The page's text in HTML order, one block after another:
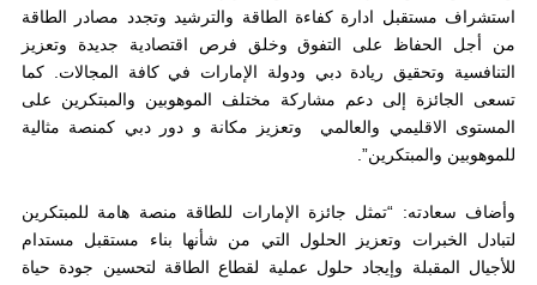
استشراف مستقبل ادارة كفاءة الطاقة والترشيد وتجدد مصادر الطاقة
من أجل الحفاظ على التفوق وخلق فرص اقتصادية جديدة وتعزيز
التنافسية وتحقيق ريادة دبي ودولة الإمارات في كافة المجالات. كما
تسعى الجائزة إلى دعم مشاركة مختلف الموهوبين والمبتكرين على
المستوى الاقليمي والعالمي وتعزيز مكانة و دور دبي كمنصة مثالية
للموهوبين والمبتكرين”.
وأضاف سعادته: “تمثل جائزة الإمارات للطاقة منصة هامة للمبتكرين
لتبادل الخبرات وتعزيز الحلول التي من شأنها بناء مستقبل مستدام
للأجيال المقبلة وإيجاد حلول عملية لقطاع الطاقة لتحسين جودة حياة